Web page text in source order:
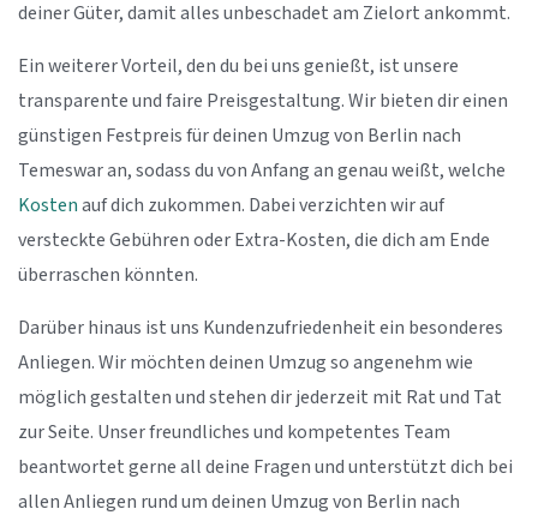
deiner Güter, damit alles unbeschadet am Zielort ankommt.
Ein weiterer Vorteil, den du bei uns genießt, ist unsere
transparente und faire Preisgestaltung. Wir bieten dir einen
günstigen Festpreis für deinen Umzug von Berlin nach
Temeswar an, sodass du von Anfang an genau weißt, welche
Kostenauf dich zukommen. Dabei verzichten wir auf
versteckte Gebühren oder Extra-Kosten, die dich am Ende
überraschen könnten.
Darüber hinaus ist uns Kundenzufriedenheit ein besonderes
Anliegen. Wir möchten deinen Umzug so angenehm wie
möglich gestalten und stehen dir jederzeit mit Rat und Tat
zur Seite. Unser freundliches und kompetentes Team
beantwortet gerne all deine Fragen und unterstützt dich bei
allen Anliegen rund um deinen Umzug von Berlin nach